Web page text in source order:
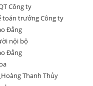
Công ty
toán trưởng Công ty
Đẳng
nội bộ
Đẳng
Thanh Thủy